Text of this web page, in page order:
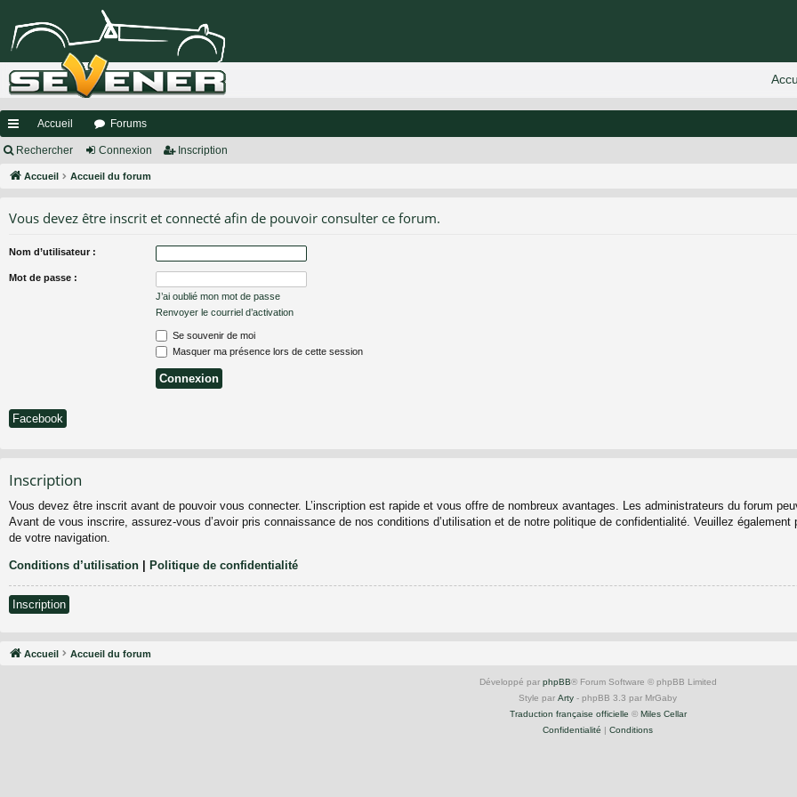
ac
co
s
Accueil Forums
Rechercher Connexion Inscription
Accueil Accueil du forum
Vous devez être inscrit et connecté afin de pouvoir consulter ce forum.
Nom d’utilisateur :
Mot de passe :
J’ai oublié mon mot de passe
Renvoyer le courriel d’activation
Se souvenir de moi
Masquer ma présence lors de cette session
Facebook
Inscription
Vous devez être inscrit avant de pouvoir vous connecter. L’inscription est rapide et vous offre de nombreux avantages. Les administrateurs du forum
Avant de vous inscrire, assurez-vous d’avoir pris connaissance de nos conditions d’utilisation et de notre politique de confidentialité. Veuillez
de votre navigation.
Conditions d’utilisation | Politique de confidentialité
Inscription
Accueil Accueil du forum
Développé par phpBB® Forum Software © phpBB Limited
Style par Arty - phpBB 3.3 par MrGaby
Traduction française officielle © Miles Cellar
Confidentialité | Conditions